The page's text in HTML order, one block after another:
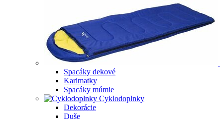
Spacáky dekové
Karimatky
Spacáky múmie
Cyklodoplnky
Dekorácie
Duše